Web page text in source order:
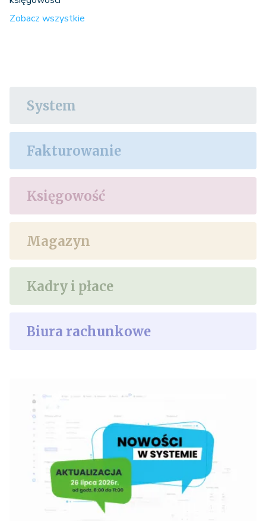
Zobacz wszystkie
System
Fakturowanie
Księgowość
Magazyn
Kadry i płace
Biura rachunkowe